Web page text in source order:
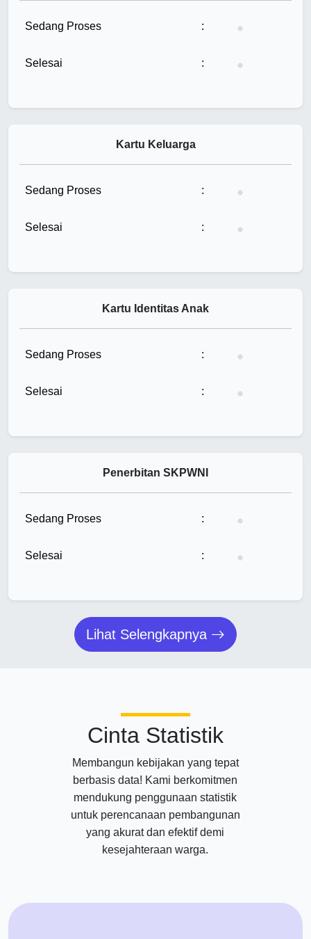
Sedang Proses : Tunggu...
Selesai : Tunggu...
Kartu Keluarga
Sedang Proses : Tunggu...
Selesai : Tunggu...
Kartu Identitas Anak
Sedang Proses : Tunggu...
Selesai : Tunggu...
Penerbitan SKPWNI
Sedang Proses : Tunggu...
Selesai : Tunggu...
Lihat Selengkapnya
Cinta Statistik
Membangun kebijakan yang tepat
berbasis data! Kami berkomitmen
mendukung penggunaan statistik
untuk perencanaan pembangunan
yang akurat dan efektif demi
kesejahteraan warga.